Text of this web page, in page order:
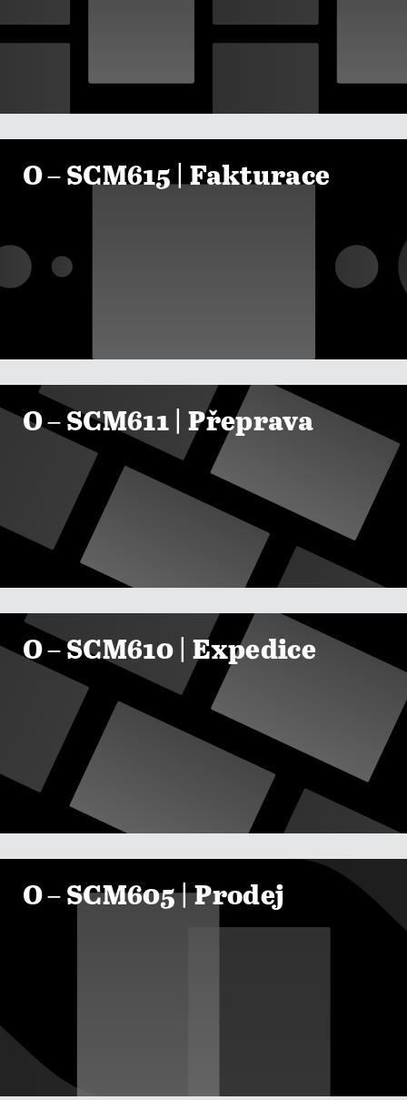

O – SCM615 | Fakturace
ZOBRAZIT KURZY 
O – SCM611 | Přeprava
ZOBRAZIT KURZY 
O – SCM610 | Expedice

O – SCM605 | Prodej